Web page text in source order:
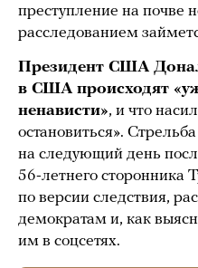
преступление на почве
расследованием
Президент США
в США происходят
ненависти», и что
остановиться».
на следующий день
56-летнего сторонника
по версии следствия,
демократам и, как
им в соцсетях.